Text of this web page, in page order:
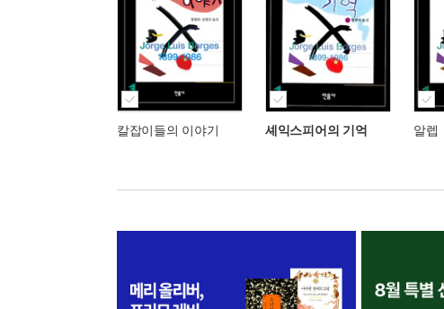
칼잡이들의 이야기 셰익스피어의 기억 알렙